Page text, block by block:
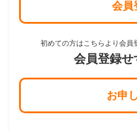
会員
初めての方はこちらより会員
会員登録せ
お申